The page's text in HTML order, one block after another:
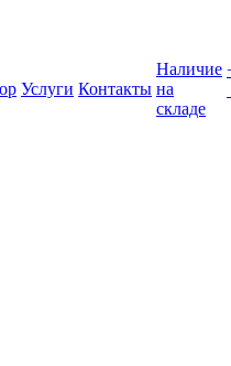
Услуги Контакты
Наличие
на
складе